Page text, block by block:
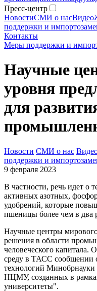
Пресс-центр
НовостиСМИ о насВидео
поддержки и
Контакты
Меры поддержки и
Научные
уровня
для
Новости СМИ о нас
поддержки и
9 февраля 2023
В частности, речь идет о
активных азотных,
удобрений, которые
пшеницы более чем в два
Научные центры
решения в области
человеческого капитала.
среду в ТАСС сообщении
технологий
НЦМУ, созданных в
университеты".